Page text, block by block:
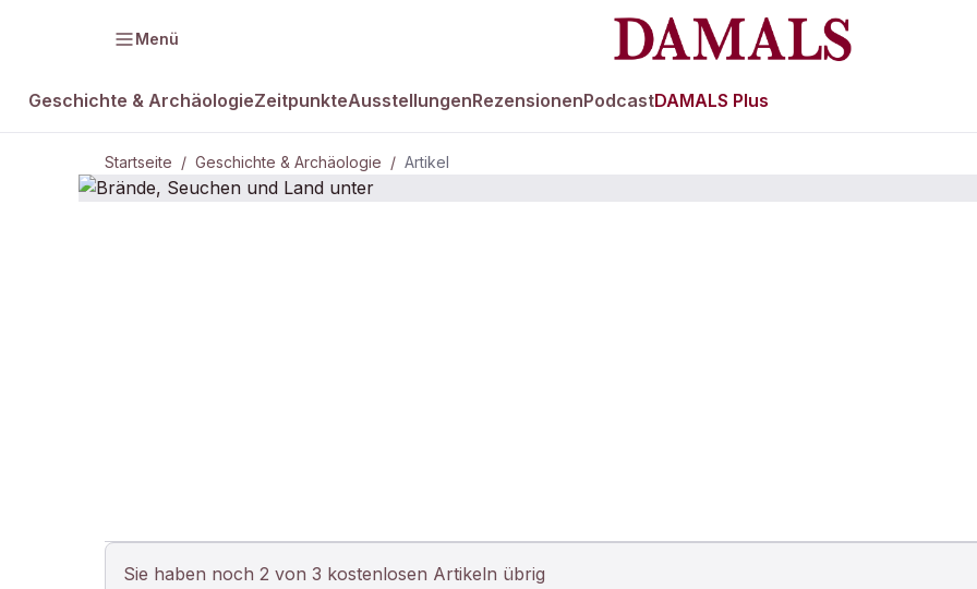
Menü
Geschichte & ArchäologieZeitpunkteAusstellungenRezensionenPodcastDAMALS Plus
Startseite / Geschichte & Archäologie / Artikel
Sie haben noch 2 von 3 kostenlosen Artikeln übrig